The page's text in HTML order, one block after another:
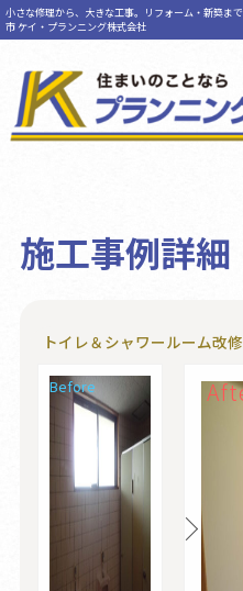
小さな修理から、大きな工事。リフォーム・新築ま
市 ケイ・プランニング株式会社
施工事例詳細
トイレ＆シャワールーム改修